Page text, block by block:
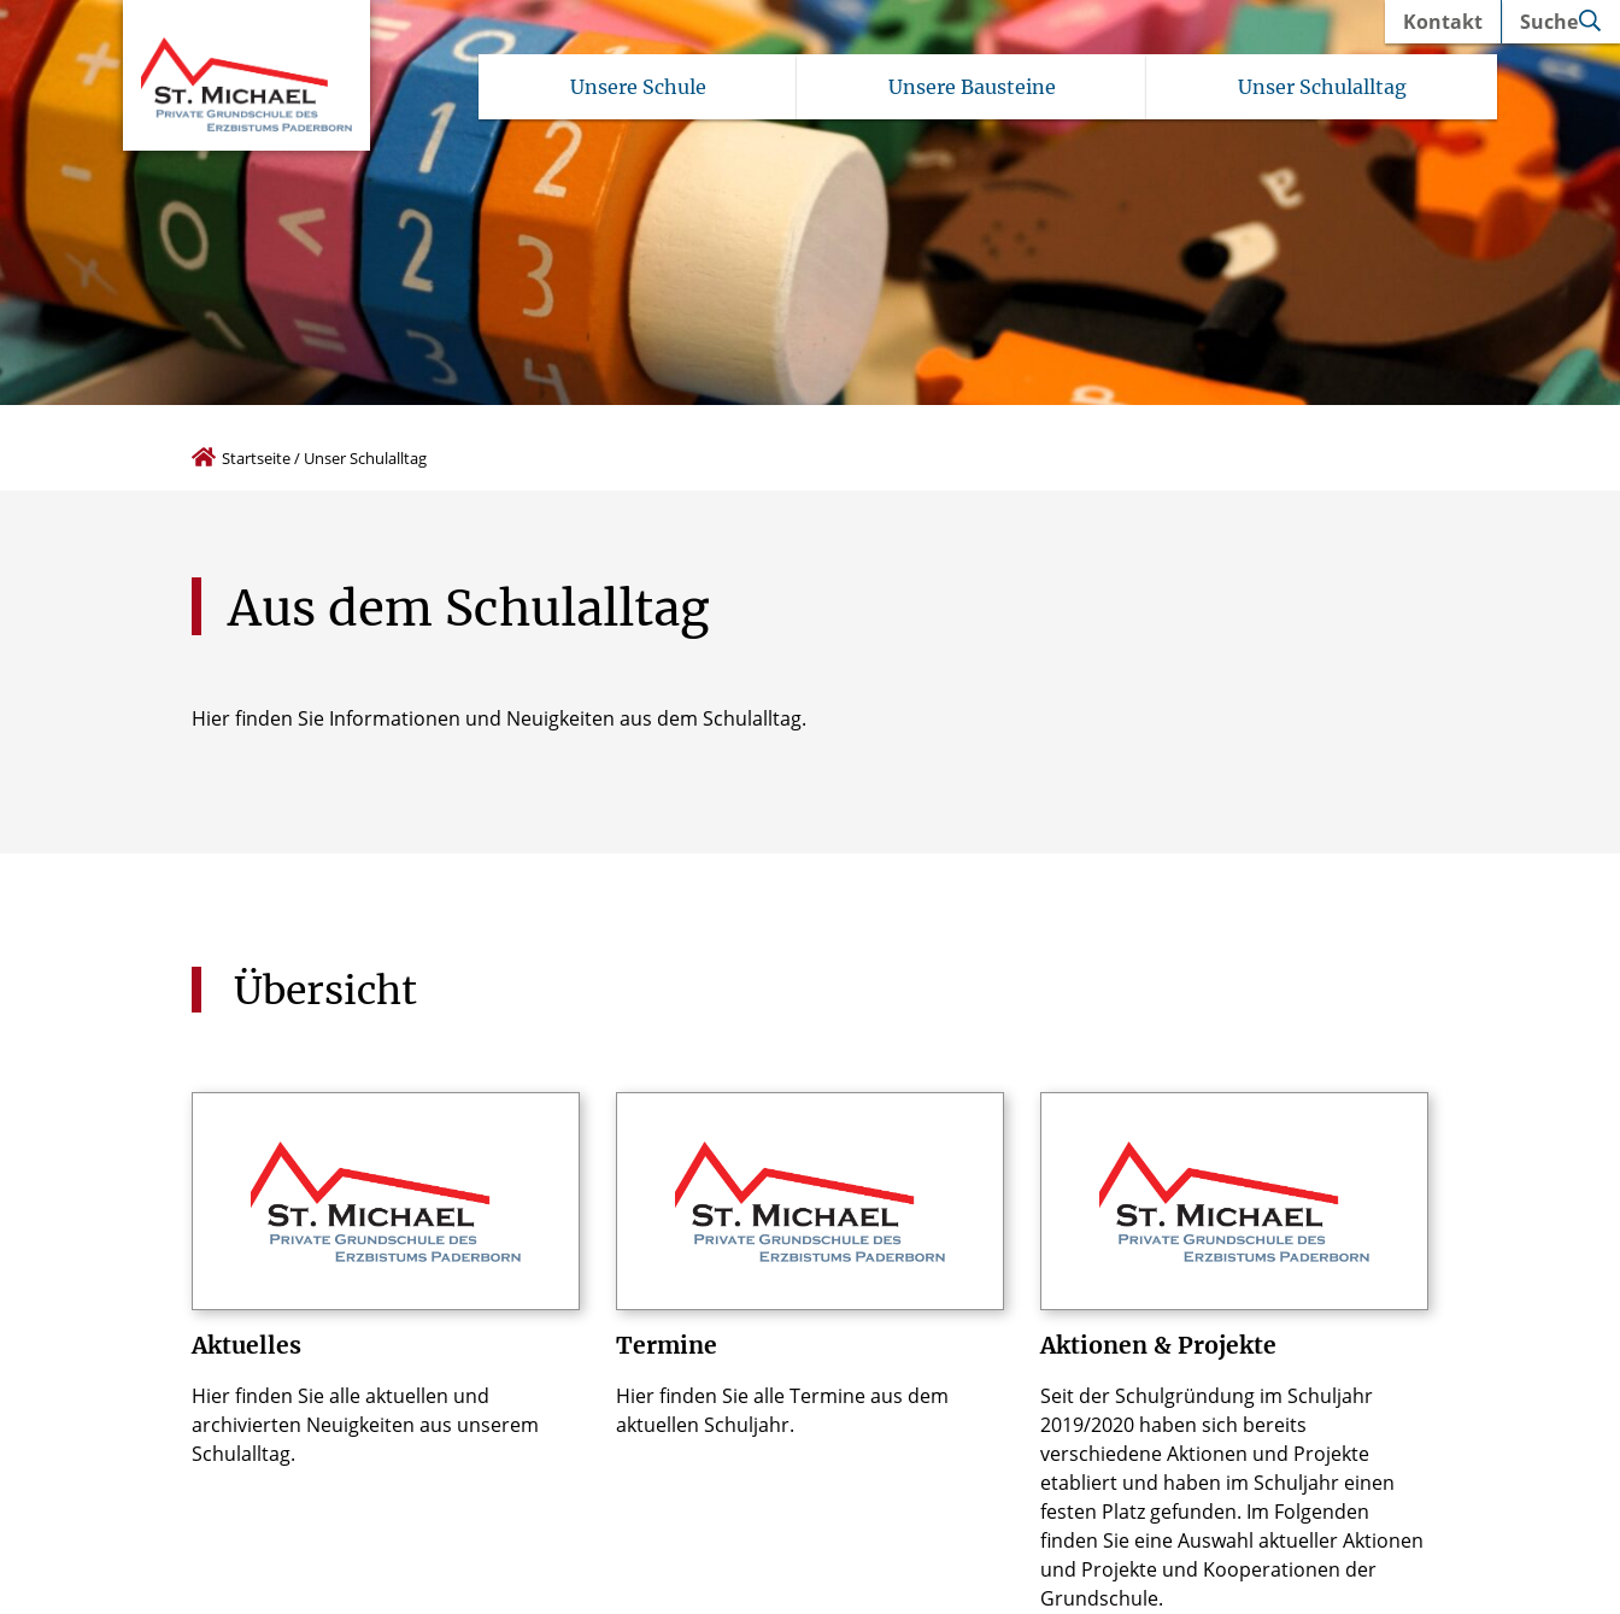
Unsere Schule Unsere Bausteine Unser Schulalltag
Kontakt Suche
Startseite/ Unser Schulalltag
Aus dem Schulalltag
Hier finden Sie Informationen und Neuigkeiten aus dem Schulalltag.
Übersicht
Aktuelles
Hier finden Sie alle aktuellen und
archivierten Neuigkeiten aus unserem
Schulalltag.
Termine
Hier finden Sie alle Termine aus dem
aktuellen Schuljahr.
Aktionen & Projekte
Seit der Schulgründung im Schuljahr
2019/2020 haben sich bereits
verschiedene Aktionen und Projekte
etabliert und haben im Schuljahr einen
festen Platz gefunden. Im Folgenden
finden Sie eine Auswahl aktueller Aktionen
und Projekte und Kooperationen der
Grundschule.